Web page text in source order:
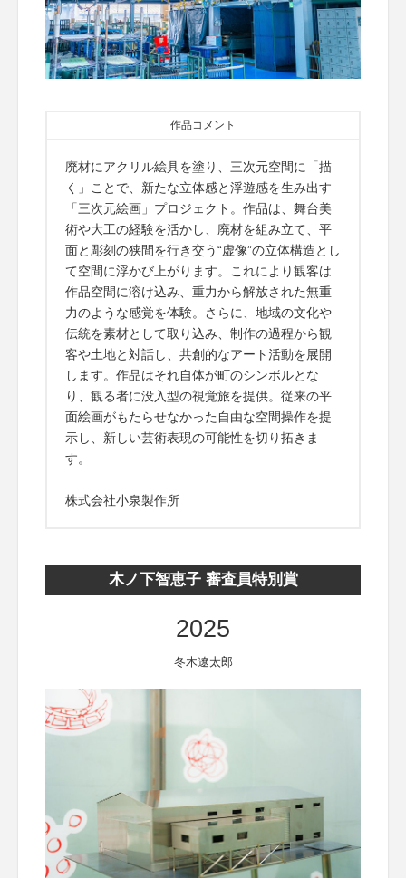
作品コメント
廃材にアクリル絵具を塗り、三次元空間に「描
く」ことで、新たな立体感と浮遊感を生み出す
「三次元絵画」プロジェクト。作品は、舞台美
術や大工の経験を活かし、廃材を組み立て、平
面と彫刻の狭間を行き交う“虚像”の立体構造とし
て空間に浮かび上がります。これにより観客は
作品空間に溶け込み、重力から解放された無重
力のような感覚を体験。さらに、地域の文化や
伝統を素材として取り込み、制作の過程から観
客や土地と対話し、共創的なアート活動を展開
します。作品はそれ自体が町のシンボルとな
り、観る者に没入型の視覚旅を提供。従来の平
面絵画がもたらせなかった自由な空間操作を提
示し、新しい芸術表現の可能性を切り拓きま
す。
株式会社小泉製作所
木ノ下智恵子 審査員特別賞
2025
冬木遼太郎